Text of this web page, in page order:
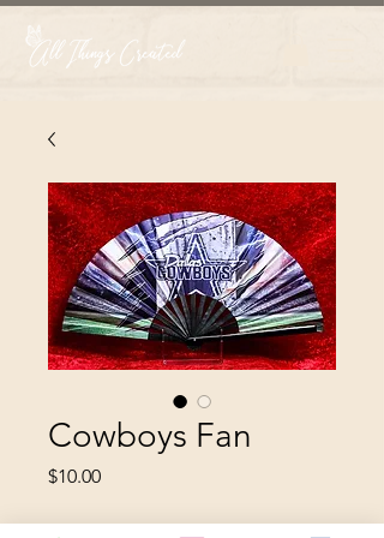
Cowboys Fan
$10.00Price